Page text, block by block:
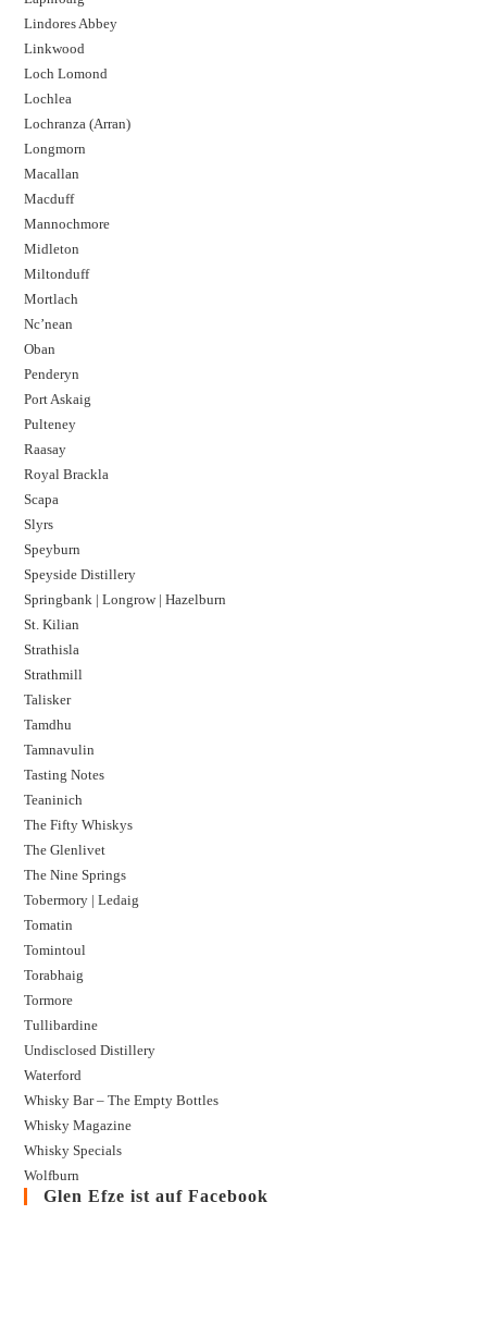
Lindores Abbey
Linkwood
Loch Lomond
Lochlea
Lochranza (Arran)
Longmorn
Macallan
Macduff
Mannochmore
Midleton
Miltonduff
Mortlach
Nc’nean
Oban
Penderyn
Port Askaig
Pulteney
Raasay
Royal Brackla
Scapa
Slyrs
Speyburn
Speyside Distillery
Springbank | Longrow | Hazelburn
St. Kilian
Strathisla
Strathmill
Talisker
Tamdhu
Tamnavulin
Tasting Notes
Teaninich
The Fifty Whiskys
The Glenlivet
The Nine Springs
Tobermory | Ledaig
Tomatin
Tomintoul
Torabhaig
Tormore
Tullibardine
Undisclosed Distillery
Waterford
Whisky Bar – The Empty Bottles
Whisky Magazine
Whisky Specials
Wolfburn
Glen Efze ist auf Facebook